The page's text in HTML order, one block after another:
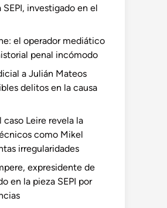
investigado en el
el operador mediático
penal incómodo
a Julián Mateos
delitos en la causa
caso Leire revela la
como Mikel
irregularidades
expresidente de
en la pieza SEPI por